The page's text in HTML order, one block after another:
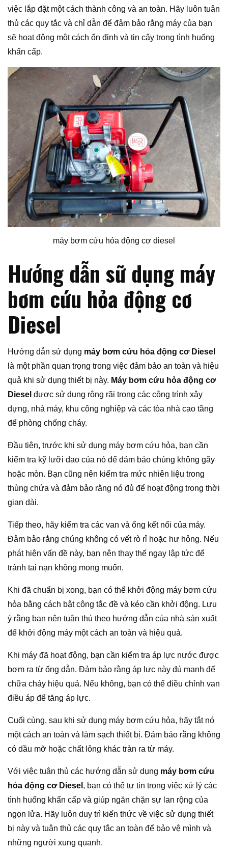
việc lắp đặt một cách thành công và an toàn. Hãy luôn tuân
thủ các quy tắc và chỉ dẫn để đảm bảo rằng máy của bạn
sẽ hoạt động một cách ổn định và tin cậy trong tình huống
khẩn cấp.
máy bơm cứu hỏa động cơ diesel
Hướng dẫn sữ dụng máy
bơm cứu hỏa động cơ
Diesel
Hướng dẫn sử dụng máy bơm cứu hỏa động cơ Diesel
là một phần quan trọng trong việc đảm bảo an toàn và hiệu
quả khi sử dụng thiết bị này. Máy bơm cứu hỏa động cơ
Diesel được sử dụng rộng rãi trong các công trình xây
dựng, nhà máy, khu công nghiệp và các tòa nhà cao tầng
để phòng chống cháy.
Đầu tiên, trước khi sử dụng máy bơm cứu hỏa, bạn cần
kiểm tra kỹ lưỡi dao của nó để đảm bảo chúng không gãy
hoặc mòn. Bạn cũng nên kiểm tra mức nhiên liệu trong
thùng chứa và đảm bảo rằng nó đủ để hoạt động trong thời
gian dài.
Tiếp theo, hãy kiểm tra các van và ống kết nối của máy.
Đảm bảo rằng chúng không có vết rò rỉ hoặc hư hỏng. Nếu
phát hiện vấn đề này, bạn nên thay thế ngay lập tức để
tránh tai nạn không mong muốn.
Khi đã chuẩn bị xong, bạn có thể khởi động máy bơm cứu
hỏa bằng cách bật công tắc đề và kéo cần khởi động. Lưu
ý rằng bạn nên tuân thủ theo hướng dẫn của nhà sản xuất
để khởi động máy một cách an toàn và hiệu quả.
Khi máy đã hoạt động, bạn cần kiểm tra áp lực nước được
bơm ra từ ống dẫn. Đảm bảo rằng áp lực này đủ mạnh để
chữa cháy hiệu quả. Nếu không, bạn có thể điều chỉnh van
điều áp để tăng áp lực.
Cuối cùng, sau khi sử dụng máy bơm cứu hỏa, hãy tắt nó
một cách an toàn và làm sạch thiết bị. Đảm bảo rằng không
có dầu mỡ hoặc chất lỏng khác tràn ra từ máy.
Với việc tuân thủ các hướng dẫn sử dụng máy bơm cứu
hỏa động cơ Diesel , bạn có thể tự tin trong việc xử lý các
tình huống khẩn cấp và giúp ngăn chặn sự lan rộng của
ngọn lửa. Hãy luôn duy trì kiến thức về việc sử dụng thiết
bị này và tuân thủ các quy tắc an toàn để bảo vệ mình và
những người xung quanh.